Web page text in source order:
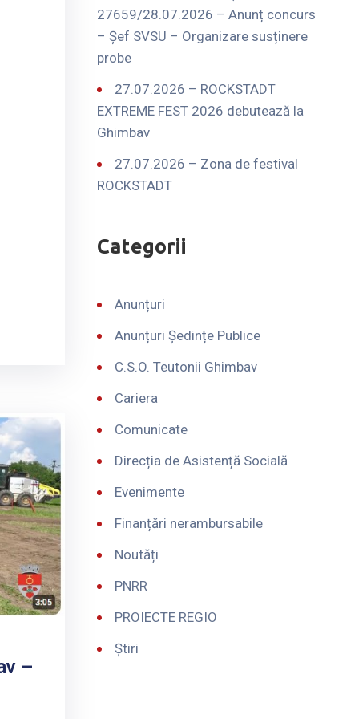
–
27659/28.07.2026 – Anunț concurs
– Șef SVSU – Organizare susținere
probe
27.07.2026 – ROCKSTADT
EXTREME FEST 2026 debutează la
Ghimbav
27.07.2026 – Zona de festival
ROCKSTADT
Categorii
Anunțuri
Anunțuri Ședințe Publice
C.S.O. Teutonii Ghimbav
Cariera
Comunicate
Direcția de Asistență Socială
Evenimente
Finanțări nerambursabile
Noutăți
PNRR
PROIECTE REGIO
Știri